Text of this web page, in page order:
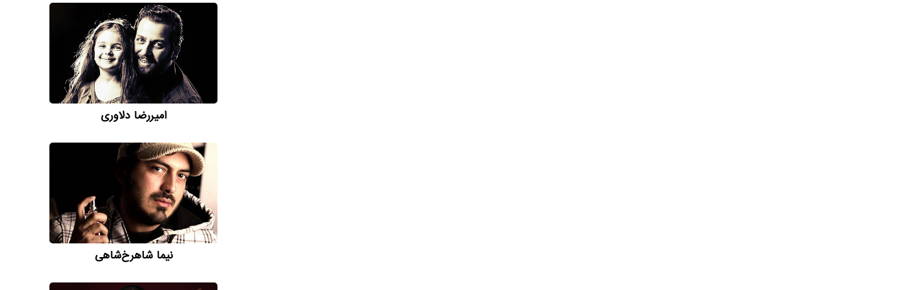
امیررضا دلاوری
نیما شاهرخ‌شاهی